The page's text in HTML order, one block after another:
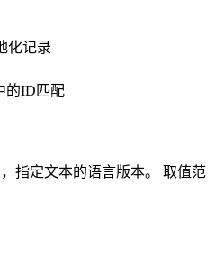
化记录
的ID匹配
指定文本的语言版本。 取值范